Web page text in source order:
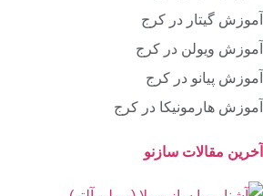
آموزش گیتار در کرج
آموزش ویولن در کرج
آموزش پیانو در کرج
آموزش هارمونیکا در کرج
آخرین مقالات سازنو